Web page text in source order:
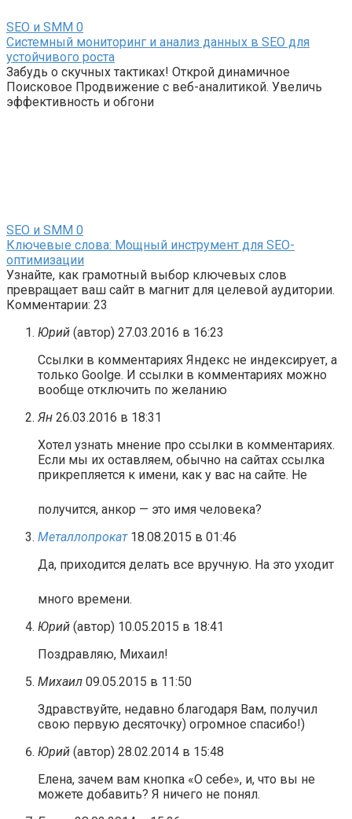
SEO и SMM 0
Системный мониторинг и анализ данных в SEO для
устойчивого роста
Забудь о скучных тактиках! Открой динамичное
Поисковое Продвижение с веб-аналитикой. Увеличь
эффективность и обгони
SEO и SMM 0
Ключевые слова: Мощный инструмент для SEO-
оптимизации
Узнайте, как грамотный выбор ключевых слов
превращает ваш сайт в магнит для целевой аудитории.
Комментарии: 23
Юрий (автор) 27.03.2016 в 16:23
Ссылки в комментариях Яндекс не индексирует, а
только Goolge. И ссылки в комментариях можно
вообще отключить по желанию
Ян 26.03.2016 в 18:31
Хотел узнать мнение про ссылки в комментариях.
Если мы их оставляем, обычно на сайтах ссылка
прикрепляется к имени, как у вас на сайте. Не
получится, анкор — это имя человека?
Металлопрокат 18.08.2015 в 01:46
Да, приходится делать все вручную. На это уходит
много времени.
Юрий (автор) 10.05.2015 в 18:41
Поздравляю, Михаил!
Михаил 09.05.2015 в 11:50
Здравствуйте, недавно благодаря Вам, получил
свою первую десяточку) огромное спасибо!)
Юрий (автор) 28.02.2014 в 15:48
Елена, зачем вам кнопка «О себе», и, что вы не
можете добавить? Я ничего не понял.